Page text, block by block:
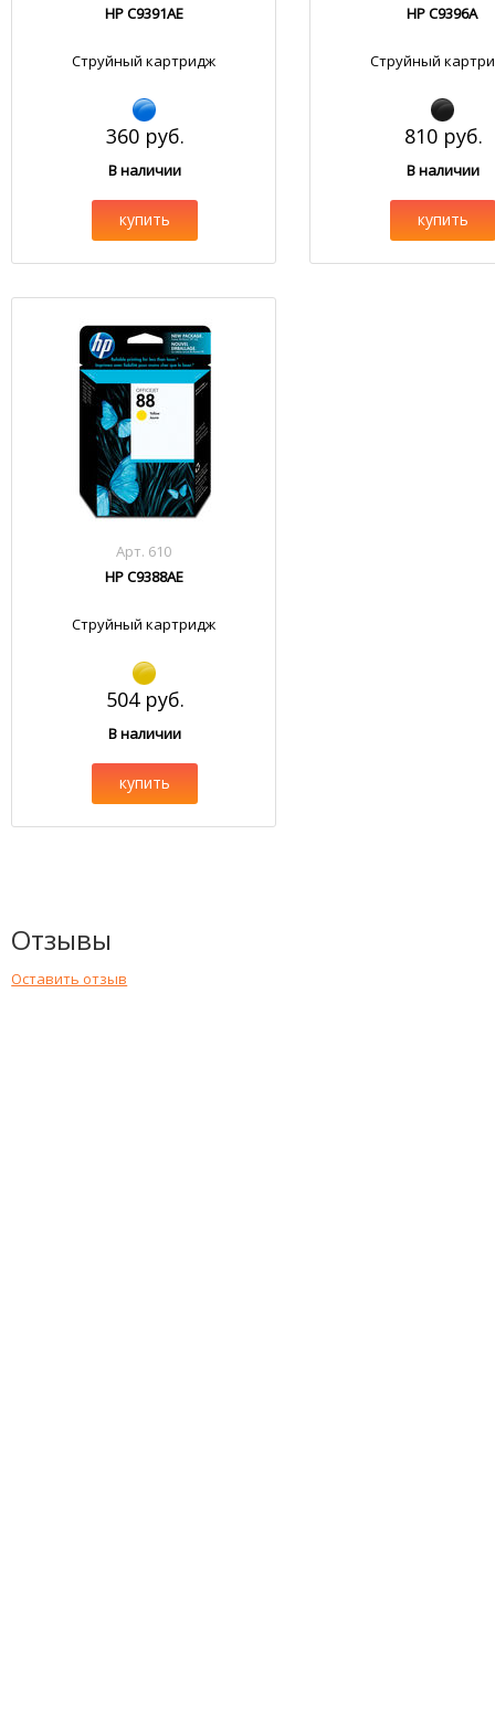
HP C9391AE
Струйный картридж
360 руб.
В наличии
купить
HP C9396A
Струйный
810 руб.
В наличии
купить
Арт. 610
HP C9388AE
Струйный картридж
504 руб.
В наличии
купить
Отзывы
Оставить отзыв